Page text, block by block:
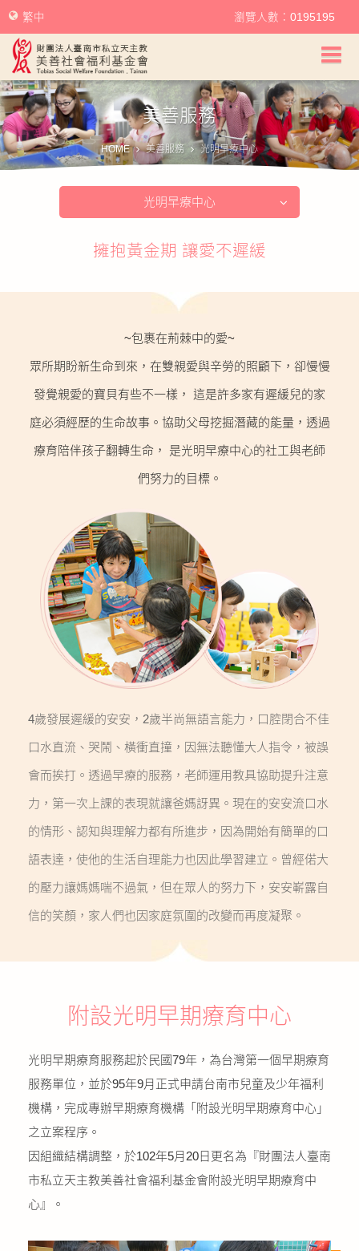
美善社會福利基金會首頁
關於美善
美善服務
美善訊息
幫助美善
我要捐款
捐款徵信
公益義賣
聯絡我們
友善連結
繁中 瀏覽人數：0195195
美善服務
HOME 美善服務 光明早療中心
光明早療中心
擁抱黃金期 讓愛不遲緩
~包裹在荊棘中的愛~
眾所期盼新生命到來，在雙親愛與辛勞的照顧下，卻慢慢
發覺親愛的寶貝有些不一樣， 這是許多家有遲緩兒的家
庭必須經歷的生命故事。協助父母挖掘潛藏的能量，透過
療育陪伴孩子翻轉生命， 是光明早療中心的社工與老師
們努力的目標。
4歲發展遲緩的安安，2歲半尚無語言能力，口腔閉合不佳
口水直流、哭鬧、橫衝直撞，因無法聽懂大人指令，被誤
會而挨打。透過早療的服務，老師運用教具協助提升注意
力，第一次上課的表現就讓爸媽訝異。現在的安安流口水
的情形、認知與理解力都有所進步，因為開始有簡單的口
語表達，使他的生活自理能力也因此學習建立。曾經偌大
的壓力讓媽媽喘不過氣，但在眾人的努力下，安安嶄露自
信的笑顏，家人們也因家庭氛圍的改變而再度凝聚。
附設光明早期療育中心
光明早期療育服務起於民國79年，為台灣第一個早期療育
服務單位，並於95年9月正式申請台南市兒童及少年福利
機構， 完成專辦早期療育機構「附設光明早期療育中心」
之立案程序。
因組織結構調整，於102年5月20日更名為『財團法人臺南
市私立天主教美善社會福利基金會附設光明早期療育中
心』。